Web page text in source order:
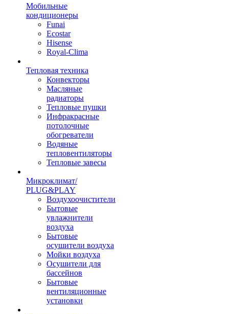
Мобильные
кондиционеры
Funai
Ecostar
Hisense
Royal-Clima
Тепловая техника
Конвекторы
Масляные
радиаторы
Тепловые пушки
Инфракрасные
потолочные
обогреватели
Водяные
тепловентиляторы
Тепловые завесы
Микроклимат/
PLUG&PLAY
Воздухоочистители
Бытовые
увлажнители
воздуха
Бытовые
осушители воздуха
Мойки воздуха
Осушители для
бассейнов
Бытовые
вентиляционные
установки